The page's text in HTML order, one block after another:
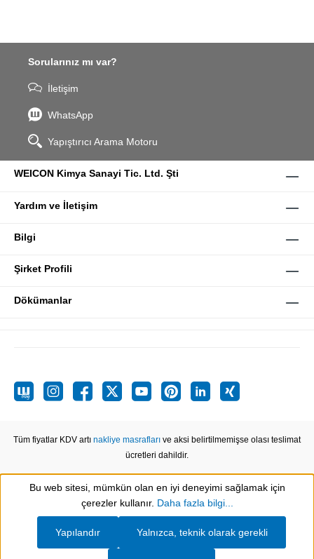
Sorularınız mı var?
İletişim
WhatsApp
Yapıştırıcı Arama Motoru
WEICON Kimya Sanayi Tic. Ltd. Şti
Yardım ve İletişim
Bilgi
Şirket Profili
Dökümanlar
Tüm fiyatlar KDV artı nakliye masrafları ve aksi belirtilmemişse olası teslimat
ücretleri dahildir.
Show toolbar
Bu web sitesi, mümkün olan en iyi deneyimi sağlamak için
çerezler kullanır. Daha fazla bilgi...
Yalnızca, teknik olarak gerekli
Yapılandır